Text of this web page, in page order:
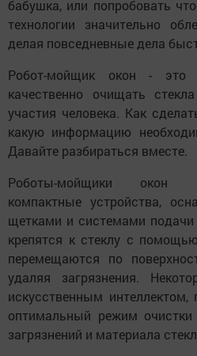
бабушка, или попробовать
технологии значительно
делая повседневные дела
Робот-мойщик окон - это
качественно очищать
участия человека. Как
какую информацию
Давайте разбираться вместе.
Роботы-мойщики окон
компактные устройства,
щетками и системами
крепятся к стеклу с
перемещаются по
удаляя загрязнения.
искусственным
оптимальный режим
загрязнений и материала